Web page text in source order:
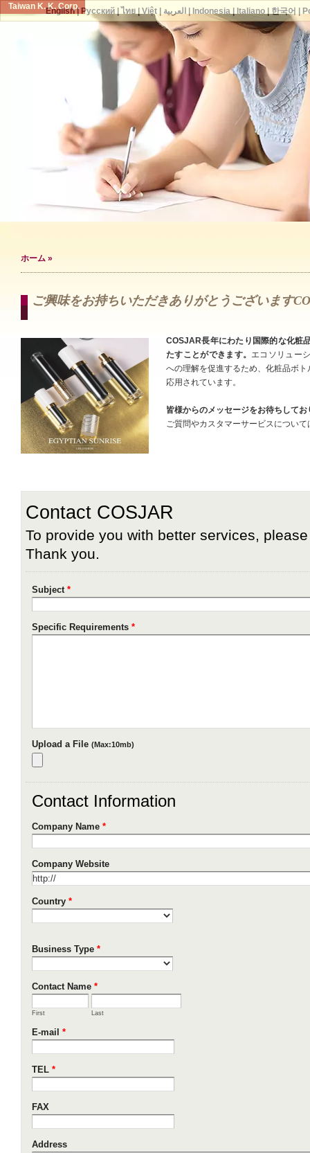
Taiwan K. K. Corp.
ホーム »
ご興味をお持ちいただきありがとうございます
COSJAR長年にわたり国際的な化粧
たすことができます。 エコソリュー
への理解を促進するため、化粧品ボ
応用されています。
皆様からのメッセージをお待ちしてお
ご質問やカスタマーサービスについ
English| Русский| ไทย| Việt| العربية Indonesia| Italiano| 한국어